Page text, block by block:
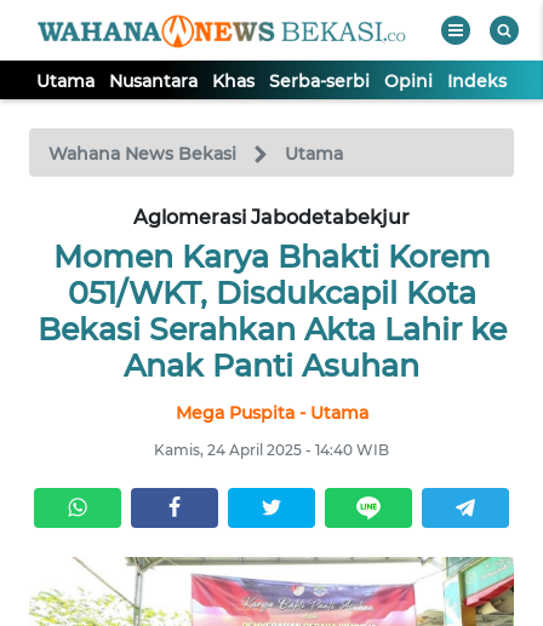
Utama Nusantara Khas Serba-serbi Opini Indeks
Wahana News Bekasi Utama
Aglomerasi Jabodetabekjur
Momen Karya Bhakti Korem
051/WKT, Disdukcapil Kota
Bekasi Serahkan Akta Lahir ke
Anak Panti Asuhan
Mega Puspita - Utama
Kamis, 24 April 2025 - 14:40 WIB
TV
Tutup
NUSANTARA
OPINI
Informasi